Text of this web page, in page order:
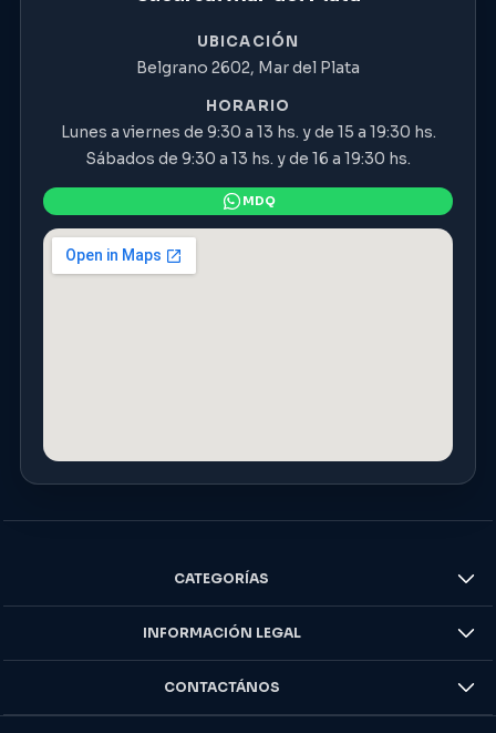
UBICACIÓN
Belgrano 2602, Mar del Plata
HORARIO
Lunes a viernes de 9:30 a 13 hs. y de 15 a 19:30 hs.
Sábados de 9:30 a 13 hs. y de 16 a 19:30 hs.
CATEGORÍAS
INFORMACIÓN LEGAL
CONTACTÁNOS